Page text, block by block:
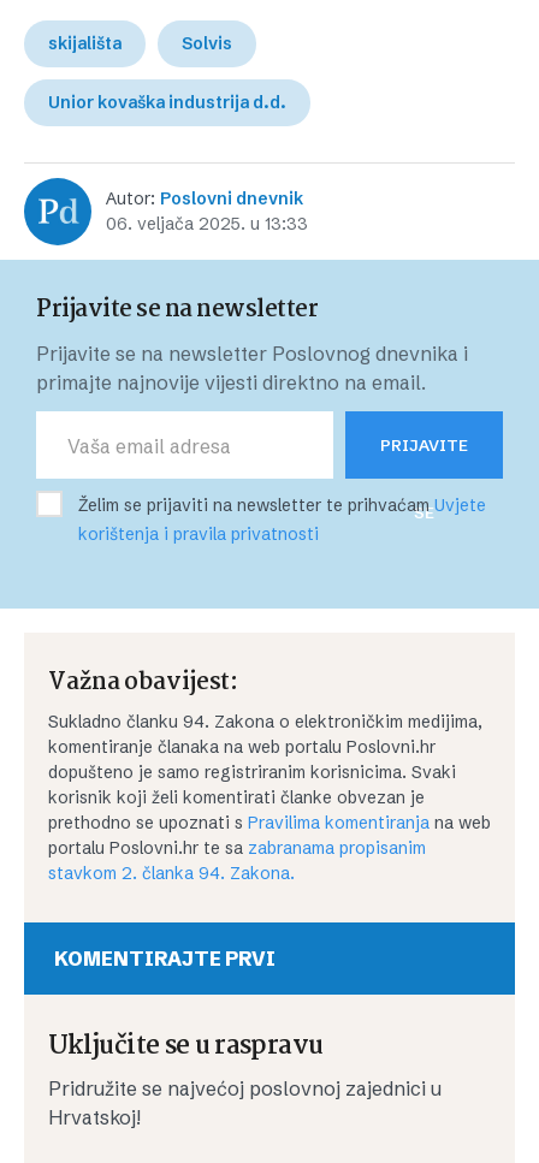
skijališta Solvis
Unior kovaška industrija d.d.
Autor: Poslovni dnevnik
06. veljača 2025. u 13:33
Prijavite se na newsletter
Prijavite se na newsletter Poslovnog dnevnika i
primajte najnovije vijesti direktno na email.
PRIJAVITE
SE
Želim se prijaviti na newsletter te prihvaćamUvjete
korištenja i pravila privatnosti
Važna obavijest:
Sukladno članku 94. Zakona o elektroničkim medijima,
komentiranje članaka na web portalu Poslovni.hr
dopušteno je samo registriranim korisnicima. Svaki
korisnik koji želi komentirati članke obvezan je
prethodno se upoznati s Pravilima komentiranja na web
portalu Poslovni.hr te sa zabranama propisanim
stavkom 2. članka 94. Zakona.
KOMENTIRAJTE PRVI
Uključite se u raspravu
Pridružite se najvećoj poslovnoj zajednici u
Hrvatskoj!